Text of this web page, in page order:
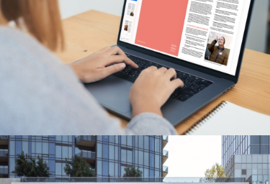
Memòria anual d’Apropa Cultura
Estratègia de marketing i branding